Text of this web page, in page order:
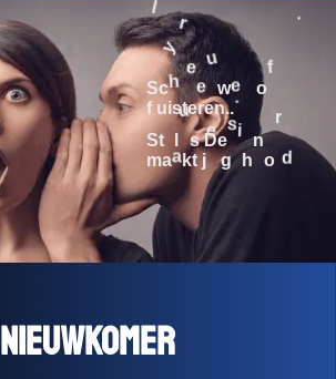
Sty us Design
maakt je ge h or d
Schreeu wen o
fl uisteren...
Nieuwkomer